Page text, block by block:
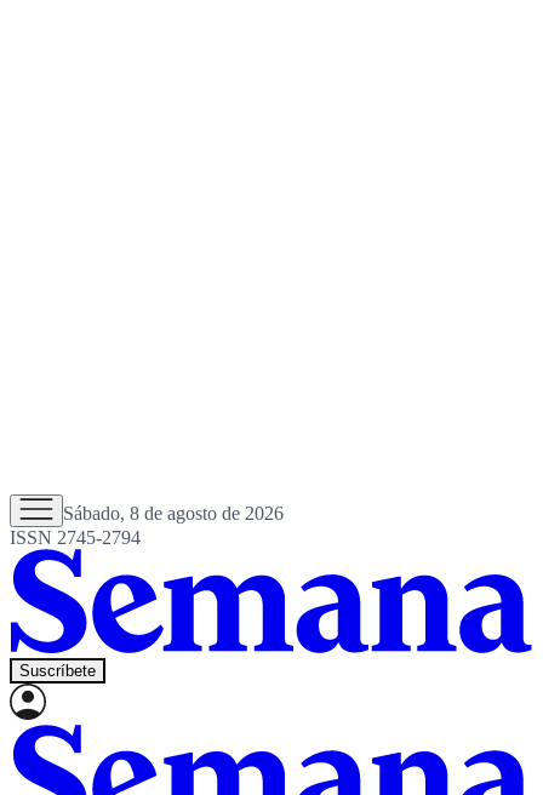
Sábado, 8 de agosto de 2026
ISSN 2745-2794
Suscríbete